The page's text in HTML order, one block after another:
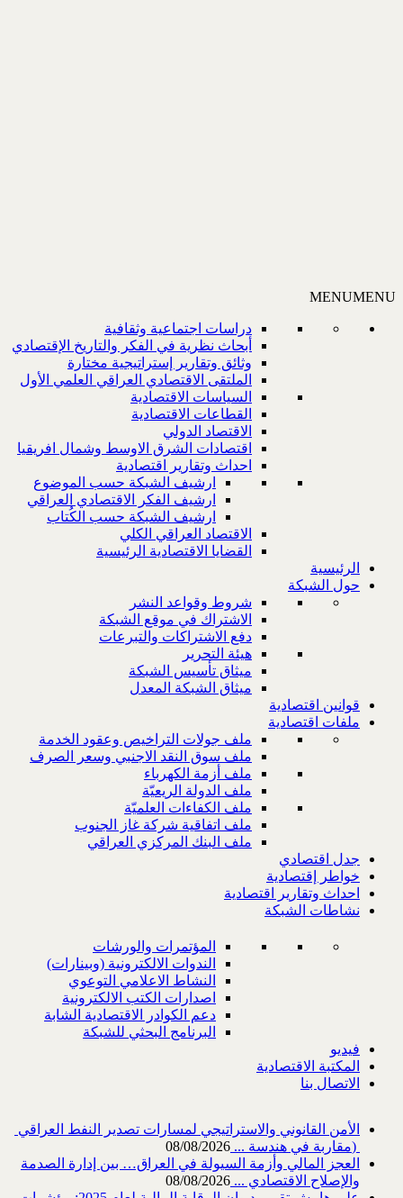
MENUMENU
دراسات اجتماعية وثقافية
أبحاث نظرية في الفكر والتاريخ الإقتصادي
وثائق وتقارير إستراتيجية مختارة
الملتقى الاقتصادي العراقي العلمي الأول
السياسات الاقتصادية
القطاعات الاقتصادية
الاقتصاد الدولي
اقتصادات الشرق الاوسط وشمال افريقيا
احداث وتقارير اقتصادية
ارشيف الشبكة حسب الموضوع
ارشيف الفكر الاقتصادي العراقي
ارشيف الشبكة حسب الكُتاب
الاقتصاد العراقي الكلي
القضايا الاقتصادية الرئيسية
الرئيسية
حول الشبكة
شروط وقواعد النشر
الاشتراك في موقع الشبكة
دفع الاشتراكات والتبرعات
هيئة التحرير
ميثاق تأسيس الشبكة
ميثاق الشبكة المعدل
قوانين اقتصادية
ملفات اقتصادية
ملف جولات التراخيص وعقود الخدمة
ملف سوق النقد الاجنبي وسعر الصرف
ملف أزمة الكهرباء
ملف الدولة الريعيّة
ملف الكفاءات العلميّة
ملف اتفاقية شركة غاز الجنوب
ملف البنك المركزي العراقي
جدل اقتصادي
خواطر إقتصادية
احداث وتقارير اقتصادية
نشاطات الشبكة
المؤتمرات والورشات
الندوات الالكترونية (وبينارات)
النشاط الاعلامي التوعوي
اصدارات الكتب الالكترونية
دعم الكوادر الاقتصادية الشابة
البرنامج البحثي للشبكة
فيديو
المكتبة الاقتصادية
الاتصال بنا
‎) ‎مقاربة في هندسة ...
08/08/2026
العجز المالي وأزمة السيولة في العراق… بين إدارة الصدمة
والإصلاح الاقتصادي ... 08/08/2026